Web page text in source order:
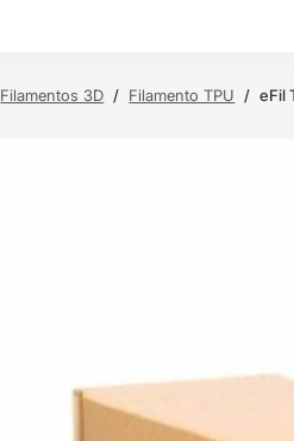
Filamentos 3D / Filamento TPU / eFil